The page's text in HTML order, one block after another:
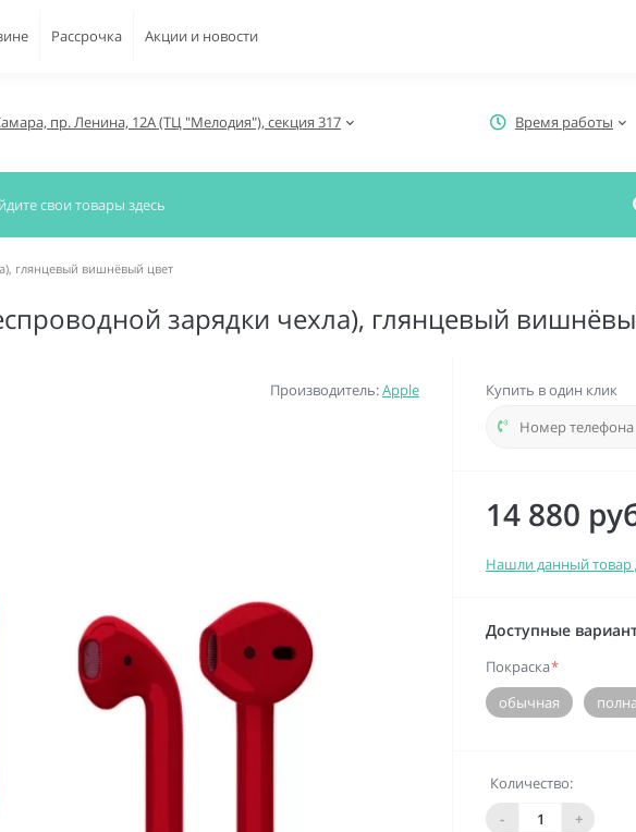
Рассрочка Акции и новости
пр. Ленина, 12А (ТЦ "Мелодия"), секция 317 Время работы
глянцевый вишнёвый цвет
зарядки чехла), глянцевый
Производитель:Apple
Купить в один клик
14 880
Нашли данный товар
Доступные
Покраска*
обычная
Количество:
-
+